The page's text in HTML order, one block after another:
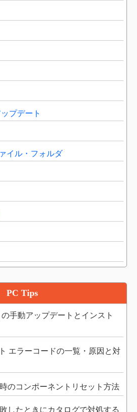
プデート
イル・フォルダ
PC Tips
の手動アップデートとインスト
エラーコードの一覧・原因と対
のコンポーネントリセット方法
したときにカタログで対処する